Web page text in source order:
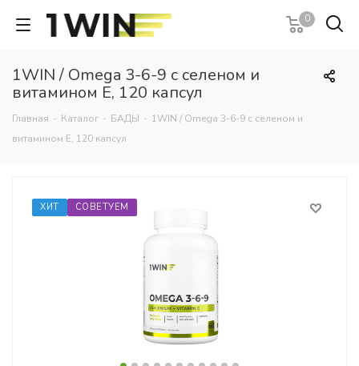
0
1WIN / Omega 3-6-9 с селеном и
витамином Е, 120 капсул
Главная - Каталог - БАДЫ - 1WIN / Omega 3-6-9 с селеном и
витамином Е, 120 капсул
ХИТ СОВЕТУЕМ